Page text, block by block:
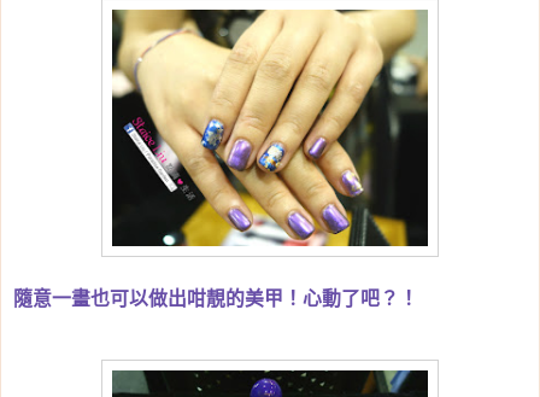
隨意一畫也可以做出咁靚的美甲！心動了吧？！